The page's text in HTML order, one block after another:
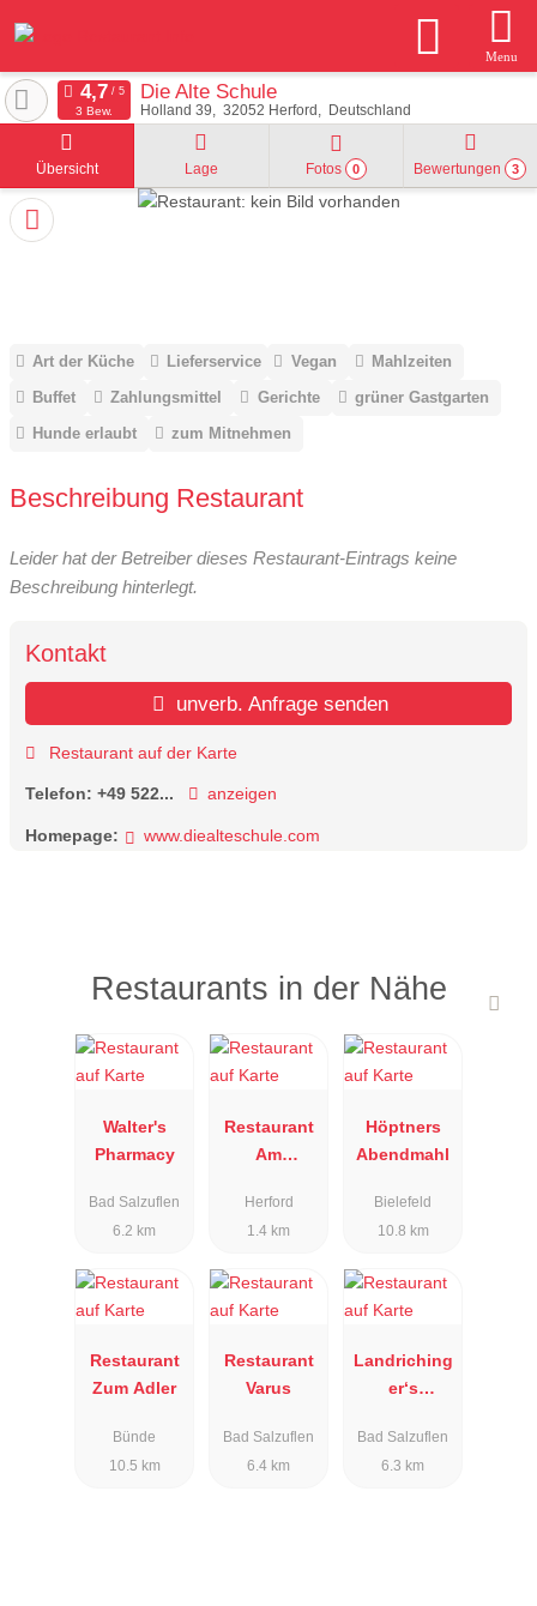
Menu
Die Alte Schule
Holland 39 32052 Herford Deutschland
3 Bew.
Übersicht Lage Fotos 0 Bewertungen 3
Art der Küche Lieferservice Vegan
Mahlzeiten
Buffet
Zahlungsmittel Gerichte
grüner Gastgarten
Hunde erlaubt
zum Mitnehmen
Beschreibung Restaurant
Leider hat der Betreiber dieses Restaurant-Eintrags keine
Beschreibung hinterlegt.
Kontakt
unverb. Anfrage senden
Restaurant auf der Karte
Telefon: +49 522... anzeigen
Homepage: www.diealteschule.com
Restaurants in der Nähe
Walter's
Pharmacy
Bad Salzuflen
6.2 km
Restaurant
Am
Herford
1.4 km
Höptners
Abendmahl
Bielefeld
10.8 km
Restaurant
Zum Adler
Bünde
10.5 km
Restaurant
Varus
Bad Salzuflen
6.4 km
Landriching
er‘s
Bad Salzuflen
6.3 km